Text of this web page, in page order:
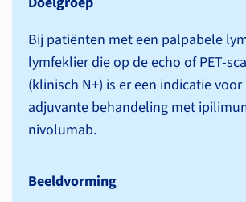
Bij patiënten met een palpabele
lymfeklier die op de echo of PET-
(klinisch N+) is er een indicatie voor
adjuvante behandeling met
nivolumab.
Beeldvorming